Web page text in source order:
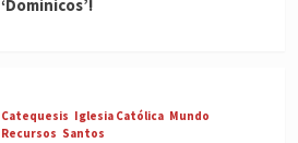
‘Dominicos’!
Catequesis Iglesia Católica Mundo
Recursos Santos